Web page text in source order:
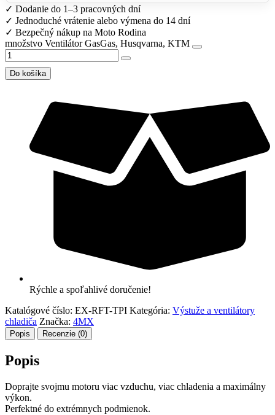
✓ Dodanie do 1–3 pracovných dní
✓ Jednoduché vrátenie alebo výmena do 14 dní
✓ Bezpečný nákup na Moto Rodina
množstvo Ventilátor GasGas, Husqvarna, KTM
Do košíka
Rýchle a spoľahlivé doručenie!
Katalógové číslo: EX-RFT-TPI Kategória: Výstuže a ventilátory
chladiča Značka: 4MX
Popis Recenzie (0)
Popis
Doprajte svojmu motoru viac vzduchu, viac chladenia a maximálny
výkon.
Perfektné do extrémnych podmienok.